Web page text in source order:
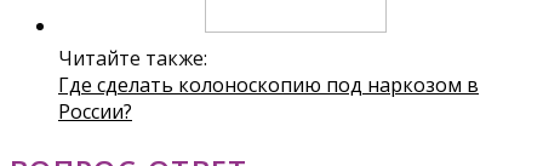
Читайте также:
Где сделать колоноскопию под наркозом в
России?